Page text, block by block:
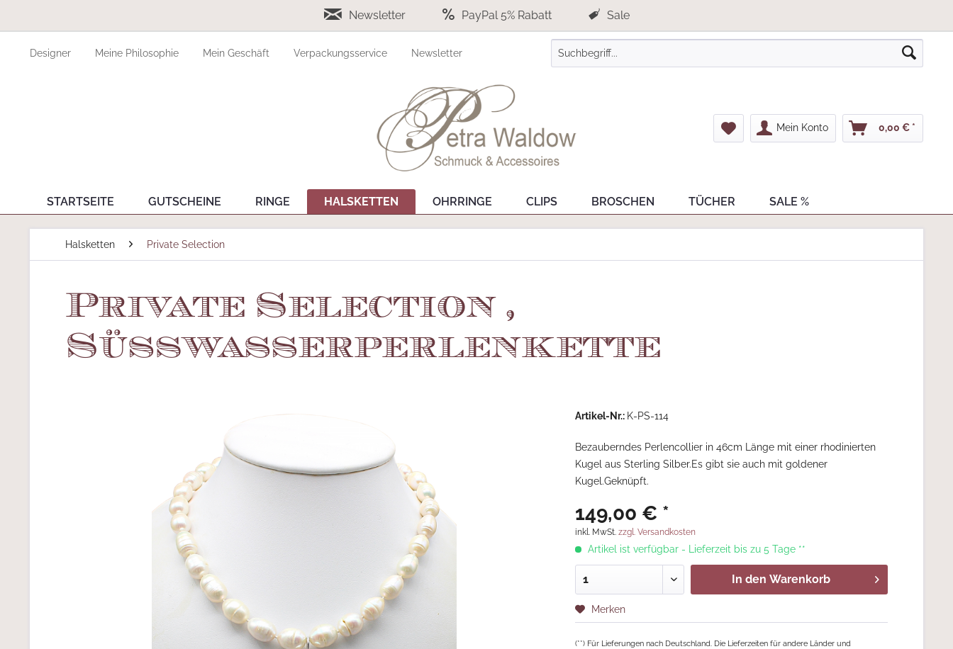
Newsletter PayPal 5% Rabatt Sale
Designer Meine Philosophie Mein Geschäft Verpackungsservice Newsletter
Mein Konto 0,00 € *
STARTSEITE GUTSCHEINE RINGE HALSKETTEN OHRRINGE CLIPS BROSCHEN TÜCHER SALE %
Halsketten Private Selection
Private Selection ,
Süßwasserperlenkette
Artikel-Nr.: K-PS-114
Bezauberndes Perlencollier in 46cm Länge mit einer rhodinierten
Kugel aus Sterling Silber.Es gibt sie auch mit goldener
Kugel.Geknüpft.
149,00 € *
inkl. MwSt.zzgl. Versandkosten
Artikel ist verfügbar - Lieferzeit bis zu 5 Tage **
In den Warenkorb
Merken
(**) Für Lieferungen nach Deutschland. Die Lieferzeiten für andere Länder und